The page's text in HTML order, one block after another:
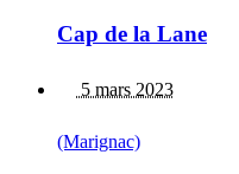
Cap de la Lane
5 mars 2023
(Marignac)